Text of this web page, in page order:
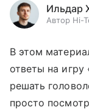
Ильдар
Автор Hi-
В этом
ответы на игру
решать
просто